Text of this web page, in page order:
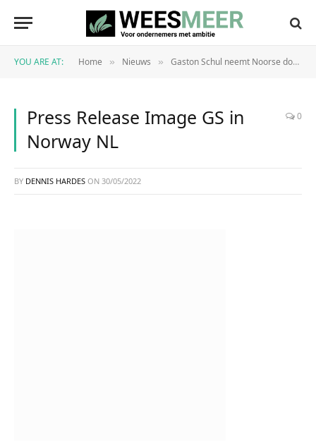
YOU ARE AT: Home » Nieuws » Gaston Schul neemt Noorse douanespecialist Oslo Customs Brokers AS over
Press Release Image GS in
Norway NL
0
BY DENNIS HARDES ON 30/05/2022